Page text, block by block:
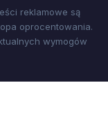
reklamowe są
oprocentowania.
wymogów